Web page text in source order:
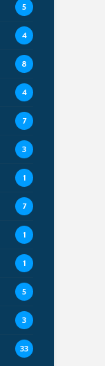
5
4
8
4
7
3
1
7
1
1
5
3
33